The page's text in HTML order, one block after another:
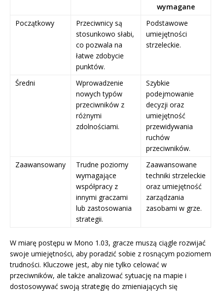
wymagane
Początkowy
Przeciwnicy są
stosunkowo słabi,
co pozwala na
łatwe zdobycie
punktów.
Podstawowe
umiejętności
strzeleckie.
Średni
Wprowadzenie
nowych typów
przeciwników z
różnymi
zdolnościami.
Szybkie
podejmowanie
decyzji oraz
umiejętność
przewidywania
ruchów
przeciwników.
Zaawansowany
Trudne poziomy
wymagające
współpracy z
innymi graczami
lub zastosowania
strategii.
Zaawansowane
techniki strzeleckie
oraz umiejętność
zarządzania
zasobami w grze.
W miarę postępu w Mono 1.03, gracze muszą ciągle rozwijać
swoje umiejętności, aby poradzić sobie z rosnącym poziomem
trudności. Kluczowe jest, aby nie tylko celować w
przeciwników, ale także analizować sytuację na mapie i
dostosowywać swoją strategię do zmieniających się